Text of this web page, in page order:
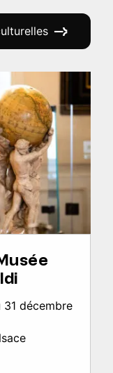
décembre